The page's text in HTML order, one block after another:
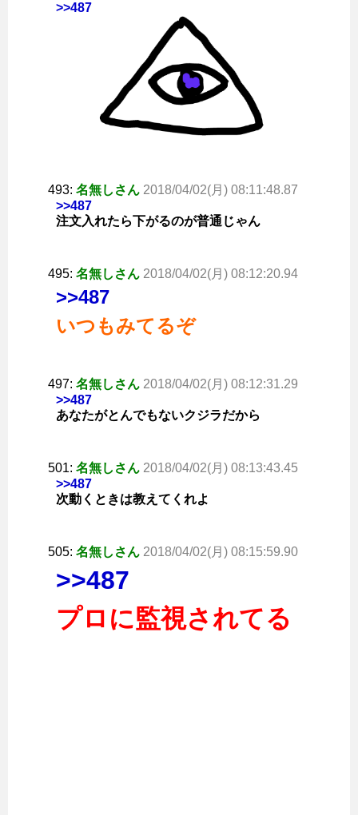
>>487
493: 名無しさん 2018/04/02(月) 08:11:48.87
>>487
注文入れたら下がるのが普通じゃん
495: 名無しさん 2018/04/02(月) 08:12:20.94
>>487
いつもみてるぞ
497: 名無しさん 2018/04/02(月) 08:12:31.29
>>487
あなたがとんでもないクジラだから
501: 名無しさん 2018/04/02(月) 08:13:43.45
>>487
次動くときは教えてくれよ
505: 名無しさん 2018/04/02(月) 08:15:59.90
>>487
プロに監視されてる